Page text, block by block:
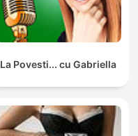
La Povesti... cu Gabriella